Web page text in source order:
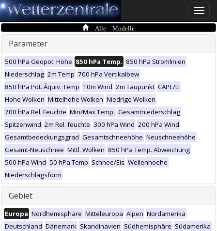
Toggle
Alle Modelle
Parameter
500 hPa Geopot. Höhe 850 hPa Temp. 850 hPa Stromlinien
Niederschlag 2m Temp 700 hPa Vertikalbew
850 hPa Pot. Äquiv. Temp 10m Wind 2m Taupunkt CAPE/LI
Hohe Wolken Mittelhohe Wolken Niedrige Wolken
700 hPa Rel. Feuchte Min/Max Temp. Gesamtniederschlag
Spitzenwind 2m Rel. feuchte 300 hPa Wind 200 hPa Wind
Gesamtbedeckungsgrad Gesamtschneehöhe Neuschneehöhe
Gesamt-Neuschnee Mittl. Wolken 850 hPa Temp. Abweichung
500 hPa Wind 50 hPa Temp Schnee/Eis Wellenhoehe
Niederschlagsform
Gebiet
Europa Nordhemisphäre Mitteleuropa Alpen Nordamerika
Deutschland Dänemark Skandinavien Südhemisphäre Südamerika